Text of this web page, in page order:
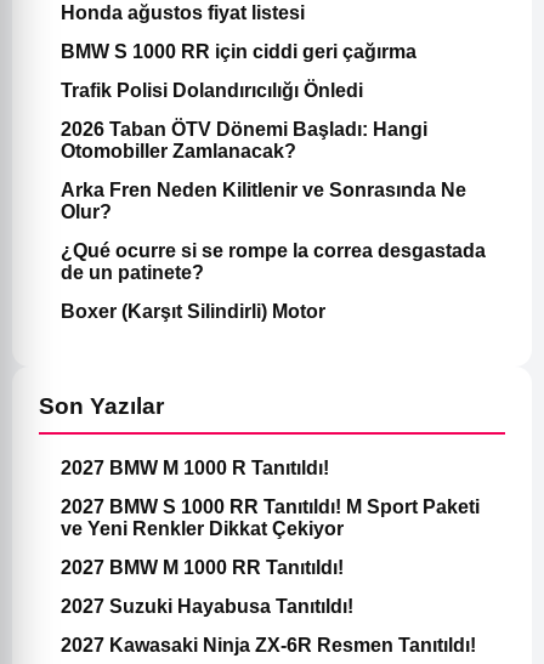
Honda ağustos fiyat listesi
BMW S 1000 RR için ciddi geri çağırma
Trafik Polisi Dolandırıcılığı Önledi
2026 Taban ÖTV Dönemi Başladı: Hangi
Otomobiller Zamlanacak?
Arka Fren Neden Kilitlenir ve Sonrasında Ne
Olur?
¿Qué ocurre si se rompe la correa desgastada
de un patinete?
Boxer (Karşıt Silindirli) Motor
Son Yazılar
2027 BMW M 1000 R Tanıtıldı!
2027 BMW S 1000 RR Tanıtıldı! M Sport Paketi
ve Yeni Renkler Dikkat Çekiyor
2027 BMW M 1000 RR Tanıtıldı!
2027 Suzuki Hayabusa Tanıtıldı!
2027 Kawasaki Ninja ZX-6R Resmen Tanıtıldı!